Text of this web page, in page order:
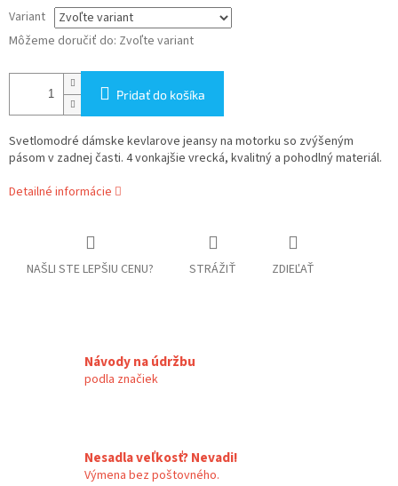
Variant
Môžeme doručiť do: Zvoľte variant
Pridať do košíka
Svetlomodré dámske kevlarove jeansy na motorku so zvýšeným
pásom v zadnej časti. 4 vonkajšie vrecká, kvalitný a pohodlný materiál.
Detailné informácie
NAŠLI STE LEPŠIU CENU? STRÁŽIŤ ZDIEĽAŤ
Návody na údržbu
podla značiek
Nesadla veľkosť? Nevadi!
Výmena bez poštovného.